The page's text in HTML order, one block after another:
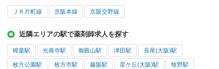
ＪＲ片町線 京阪本線 京阪交野線
近隣エリアの駅で薬剤師求人を探す
樟葉駅 光善寺駅 御殿山駅 津田駅 長尾(大阪)駅
枚方公園駅 枚方市駅 藤阪駅 星ケ丘(大阪)駅 牧野駅